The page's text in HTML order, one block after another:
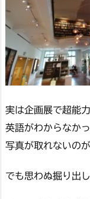
実は企画展で超能
英語がわからなか
写真が取れないの
でも思わぬ掘り出